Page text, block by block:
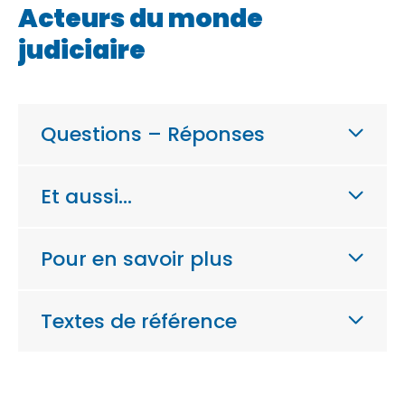
Acteurs du monde
judiciaire
Questions – Réponses
Et aussi…
Pour en savoir plus
Textes de référence